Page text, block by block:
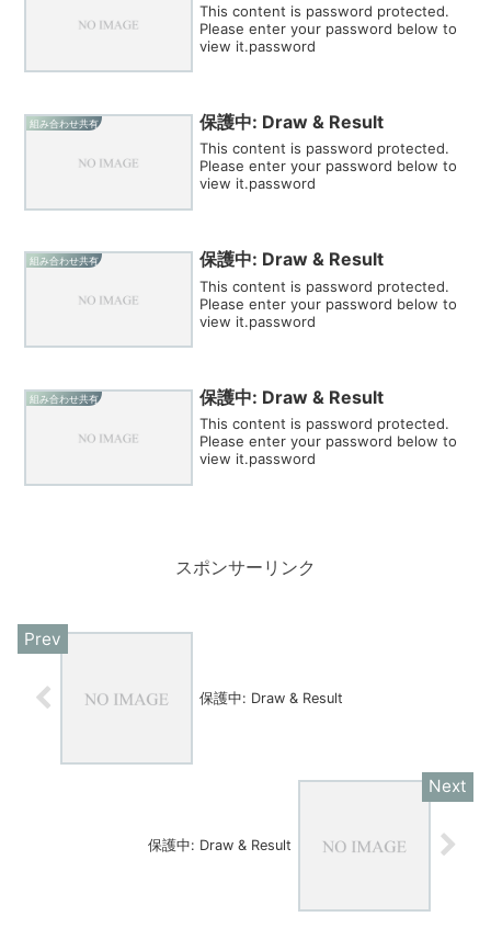
This content is password protected.
Please enter your password below to
view it.password
組み合わせ共有 保護中: Draw & Result
This content is password protected.
Please enter your password below to
view it.password
組み合わせ共有 保護中: Draw & Result
This content is password protected.
Please enter your password below to
view it.password
組み合わせ共有 保護中: Draw & Result
This content is password protected.
Please enter your password below to
view it.password
スポンサーリンク
保護中: Draw & Result
保護中: Draw & Result